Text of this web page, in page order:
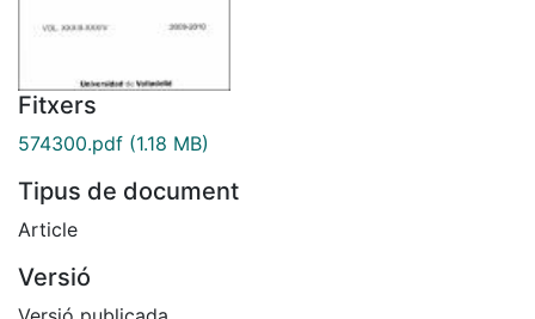
Fitxers
574300.pdf (1.18 MB)
Tipus de document
Article
Versió